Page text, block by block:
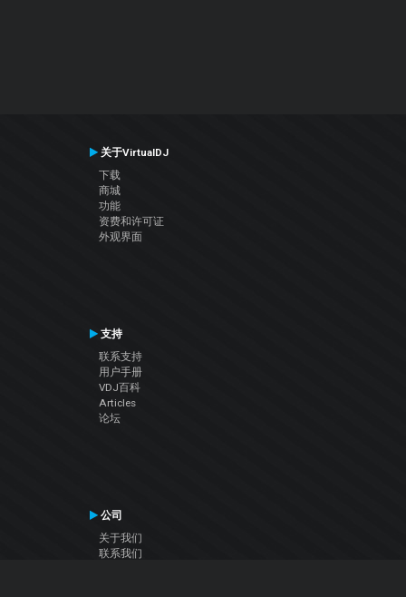
关于VirtualDJ
下载
商城
功能
资费和许可证
外观界面
支持
联系支持
用户手册
VDJ百科
Articles
论坛
公司
关于我们
联系我们